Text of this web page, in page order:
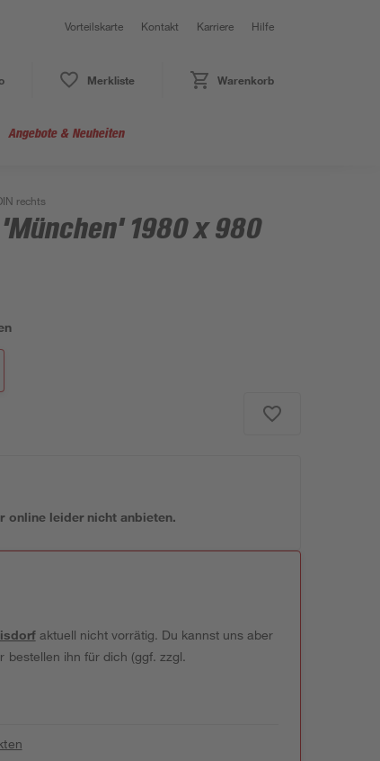
Vorteilskarte Kontakt Karriere Hilfe
Merkliste Warenkorb
Angebote & Neuheiten
rechts
1980 x 980
online leider nicht anbieten.
aktuell nicht vorrätig. Du kannst uns aber
bestellen ihn für dich (ggf. zzgl.